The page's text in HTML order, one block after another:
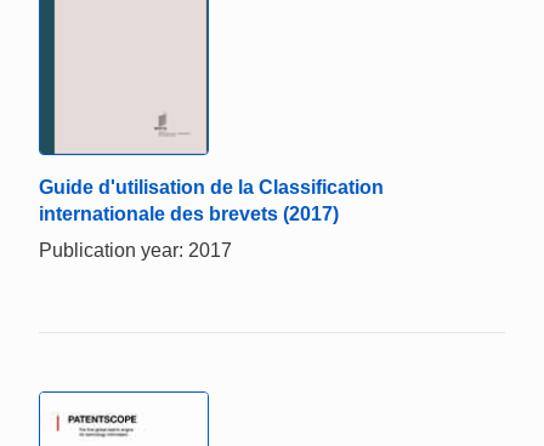
Guide d'utilisation de la Classification
internationale des brevets (2017)
Publication year: 2017